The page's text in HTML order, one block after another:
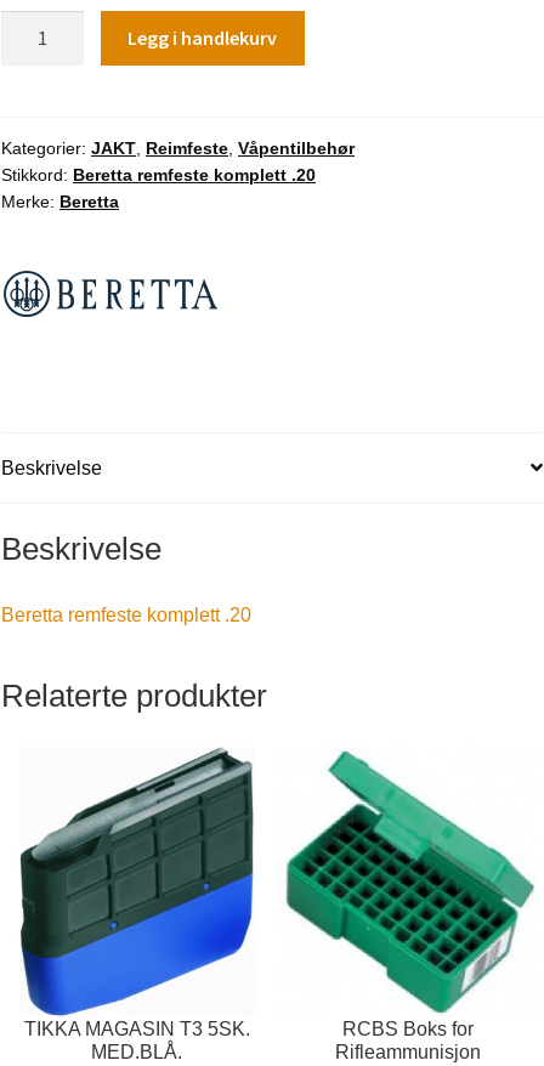
var:
kr 420,00.
er:
kr 349,00.
antall
Legg i handlekurv
Kategorier: JAKT Reimfeste Våpentilbehør
Stikkord: Beretta remfeste komplett .20
Merke: Beretta
Beskrivelse
Beskrivelse
Beretta remfeste komplett .20
Relaterte produkter
TIKKA MAGASIN T3 5SK.
MED.BLÅ.
RCBS Boks for
Rifleammunisjon